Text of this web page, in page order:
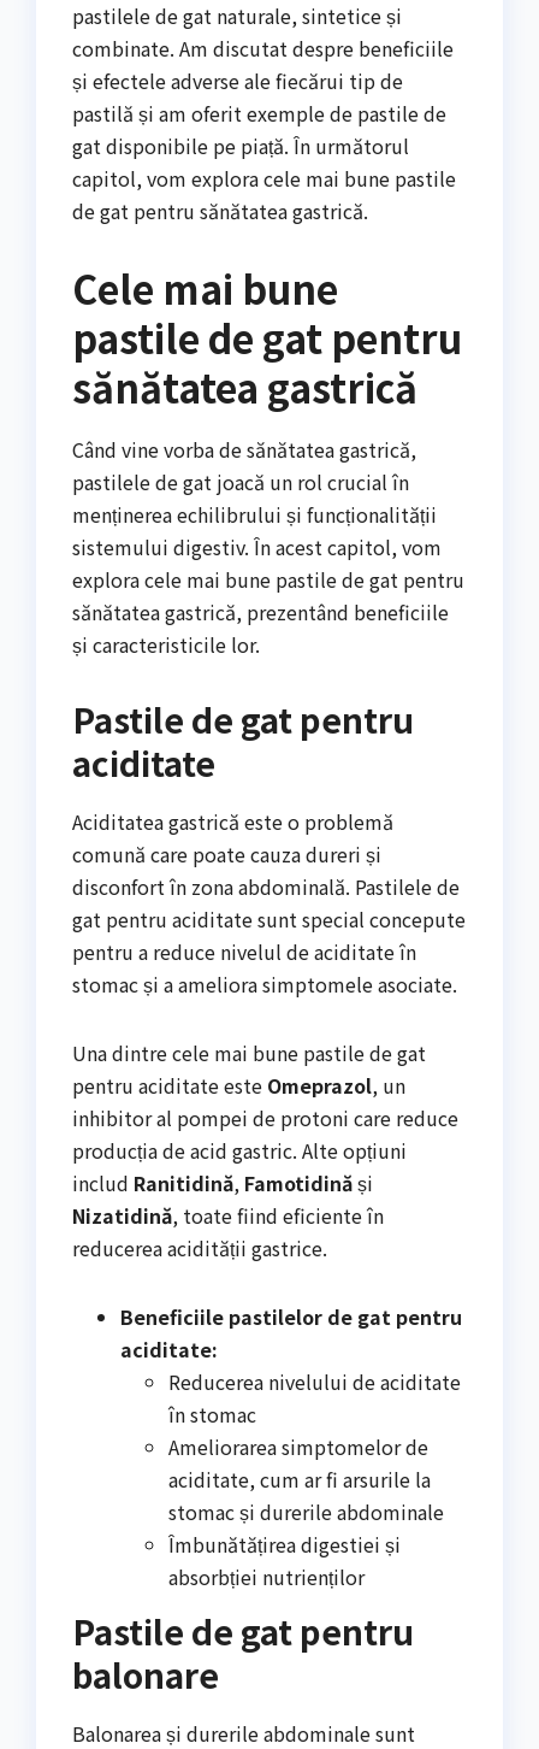
pastilele de gat naturale, sintetice și
combinate. Am discutat despre beneficiile
și efectele adverse ale fiecărui tip de
pastilă și am oferit exemple de pastile de
gat disponibile pe piață. În următorul
capitol, vom explora cele mai bune pastile
de gat pentru sănătatea gastrică.
Cele mai bune
pastile de gat pentru
sănătatea gastrică
Când vine vorba de sănătatea gastrică,
pastilele de gat joacă un rol crucial în
menținerea echilibrului și funcționalității
sistemului digestiv. În acest capitol, vom
explora cele mai bune pastile de gat pentru
sănătatea gastrică, prezentând beneficiile
și caracteristicile lor.
Pastile de gat pentru
aciditate
Aciditatea gastrică este o problemă
comună care poate cauza dureri și
disconfort în zona abdominală. Pastilele de
gat pentru aciditate sunt special concepute
pentru a reduce nivelul de aciditate în
stomac și a ameliora simptomele asociate.
Una dintre cele mai bune pastile de gat
pentru aciditate este Omeprazol, un
inhibitor al pompei de protoni care reduce
producția de acid gastric. Alte opțiuni
includ Ranitidină, Famotidinăși
Nizatidină, toate fiind eficiente în
reducerea acidității gastrice.
Beneficiile pastilelor de gat pentru
aciditate:
Reducerea nivelului de aciditate
în stomac
Ameliorarea simptomelor de
aciditate, cum ar fi arsurile la
stomac și durerile abdominale
Îmbunătățirea digestiei și
absorbției nutrienților
Pastile de gat pentru
balonare
Balonarea și durerile abdominale sunt